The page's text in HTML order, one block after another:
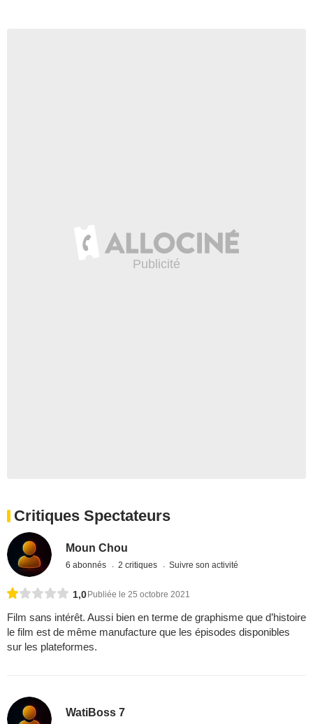
Critiques Spectateurs
Moun Chou
6 abonnés 2 critiques Suivre son activité
1,0Publiée le 25 octobre 2021
Film sans intérêt. Aussi bien en terme de graphisme que d’histoire
le film est de même manufacture que les épisodes disponibles
sur les plateformes.
WatiBoss 7